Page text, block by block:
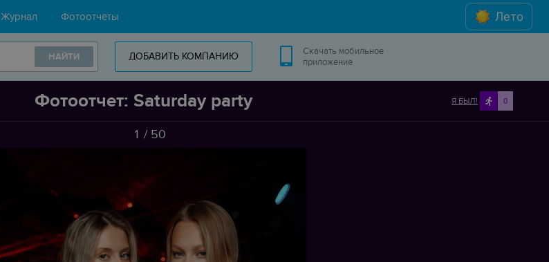
Журнал Фотоотчёты Лето
НАЙТИ ДОБАВИТЬ КОМПАНИЮ
Скачать мобильное
приложение
Фотоотчет: Saturday party Я БЫЛ! 0
1 / 50